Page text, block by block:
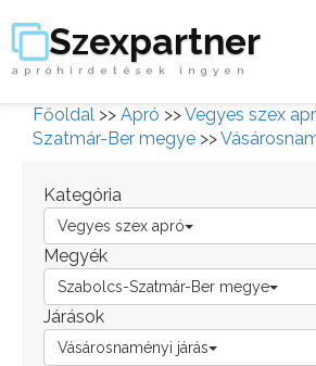
Szexpartner
apróhirdetések ingyen
Főoldal >> Apró >>Vegyes szex
Szatmár-Ber megye >>
Kategória
Vegyes szex apró
Megyék
Szabolcs-Szatmár-Ber megye
Járások
Vásárosnaményi járás